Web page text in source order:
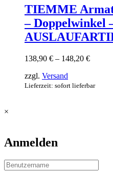
auf.
Die
können
der
werden
TIEMME
– Doppelwinkel
138,90 € – 148,20 €
148,20
zzgl. Versand
Lieferzeit: sofort lieferbar
×
Anmelden